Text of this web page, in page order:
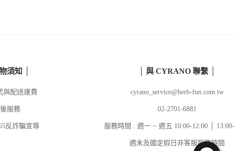
須知 │ │ 與 CYRANO 聯繫 │
與配送運費 cyrano_service@herb-fun.com.tw
服務 02-2701-6881
反詐騙宣導 服務時間 : 週一 ~ 週五 10:00-12:00 │ 13:00-
週末及國定假日非客服服務時間